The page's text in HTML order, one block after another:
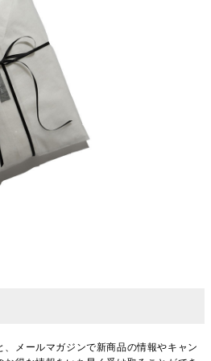
メールマガジンで新商品の情報やキャン